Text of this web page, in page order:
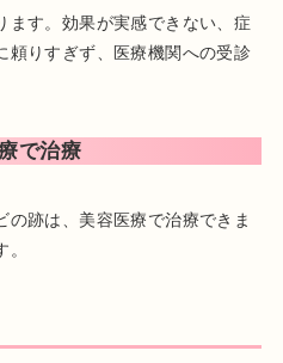
ます。効果が実感できない、症
頼りすぎず、医療機関への受診
で治療
の跡は、美容医療で治療できま